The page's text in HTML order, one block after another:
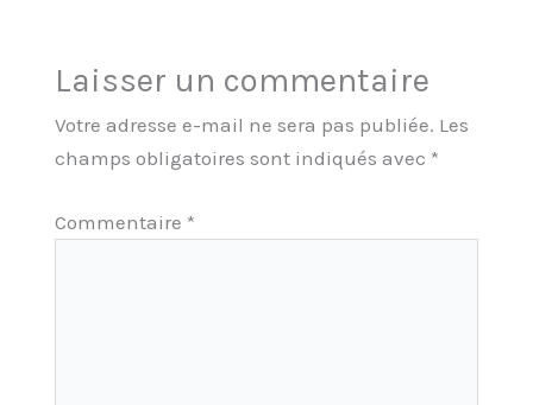
Laisser un commentaire
Votre adresse e-mail ne sera pas publiée. Les
champs obligatoires sont indiqués avec *
Commentaire *